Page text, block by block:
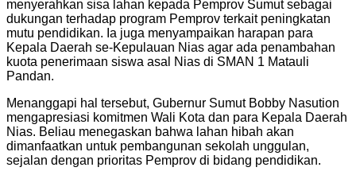
menyerahkan sisa lahan kepada Pemprov Sumut sebagai
dukungan terhadap program Pemprov terkait peningkatan
mutu pendidikan. Ia juga menyampaikan harapan para
Kepala Daerah se-Kepulauan Nias agar ada penambahan
kuota penerimaan siswa asal Nias di SMAN 1 Matauli
Pandan.
Menanggapi hal tersebut, Gubernur Sumut Bobby Nasution
mengapresiasi komitmen Wali Kota dan para Kepala Daerah
Nias. Beliau menegaskan bahwa lahan hibah akan
dimanfaatkan untuk pembangunan sekolah unggulan,
sejalan dengan prioritas Pemprov di bidang pendidikan.